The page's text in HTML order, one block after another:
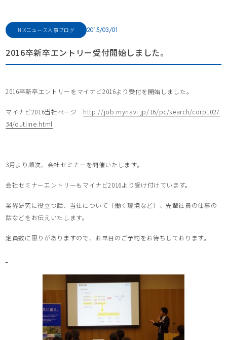
NiXニュース人事ブログ 2015/03/01
2016卒新卒エントリー受付開始しました。
2016卒新卒エントリーをマイナビ2016より受付を開始しました。
マイナビ2016当社ページ http://job.mynavi.jp/16/pc/search/corp1027
34/outline.html
3月より順次、会社セミナーを開催いたします。
会社セミナーエントリーもマイナビ2016より受け付けています。
業界研究に役立つ話、当社について（働く環境など）、先輩社員の仕事の
話などをお伝えいたします。
定員数に限りがありますので、お早目のご予約をお待ちしております。